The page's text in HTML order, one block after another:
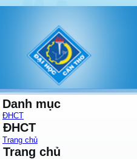
Danh mục
ĐHCT
ĐHCT
Trang chủ
Trang chủ